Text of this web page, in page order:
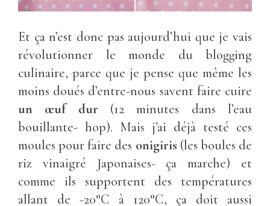
Et ça n’est donc pas aujourd’hui que je vais
révolutionner le monde du blogging
culinaire, parce que je pense que même les
moins doués d’entre-nous savent faire cuire
un œuf dur (12 minutes dans l’eau
bouillante- hop). Mais j’ai déjà testé ces
moules pour faire des onigiris (les boules de
riz vinaigré Japonaises- ça marche) et
comme ils supportent des températures
allant de -20°C à 120°C, ça doit aussi